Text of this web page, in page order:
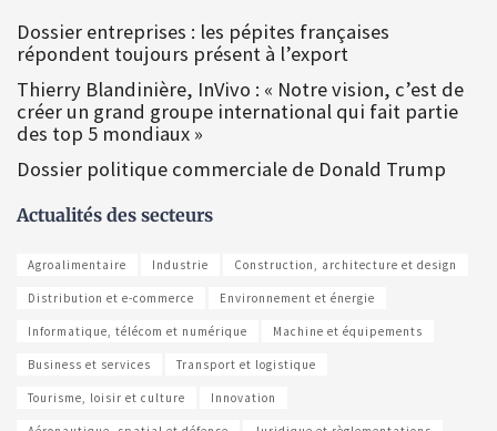
Dossier entreprises : les pépites françaises
répondent toujours présent à l’export
Thierry Blandinière, InVivo : « Notre vision, c’est de
créer un grand groupe international qui fait partie
des top 5 mondiaux »
Dossier politique commerciale de Donald Trump
Actualités des secteurs
Agroalimentaire Industrie Construction, architecture et design
Distribution et e-commerce Environnement et énergie
Informatique, télécom et numérique Machine et équipements
Business et services Transport et logistique
Tourisme, loisir et culture Innovation